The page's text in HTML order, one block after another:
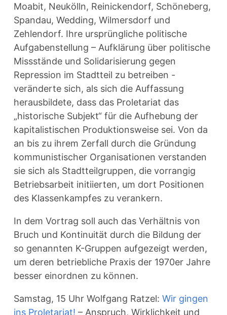
Moabit, Neukölln, Reinickendorf, Schöneberg,
Spandau, Wedding, Wilmersdorf und
Zehlendorf. Ihre ursprüngliche politische
Aufgabenstellung – Aufklärung über politische
Missstände und Solidarisierung gegen
Repression im Stadtteil zu betreiben -
veränderte sich, als sich die Auffassung
herausbildete, dass das Proletariat das
„historische Subjekt“ für die Aufhebung der
kapitalistischen Produktionsweise sei. Von da
an bis zu ihrem Zerfall durch die Gründung
kommunistischer Organisationen verstanden
sie sich als Stadtteilgruppen, die vorrangig
Betriebsarbeit initiierten, um dort Positionen
des Klassenkampfes zu verankern.
In dem Vortrag soll auch das Verhältnis von
Bruch und Kontinuität durch die Bildung der
so genannten K-Gruppen aufgezeigt werden,
um deren betriebliche Praxis der 1970er Jahre
besser einordnen zu können.
Samstag, 15 Uhr Wolfgang Ratzel: Wir gingen
ins Proletariat! – Anspruch, Wirklichkeit und